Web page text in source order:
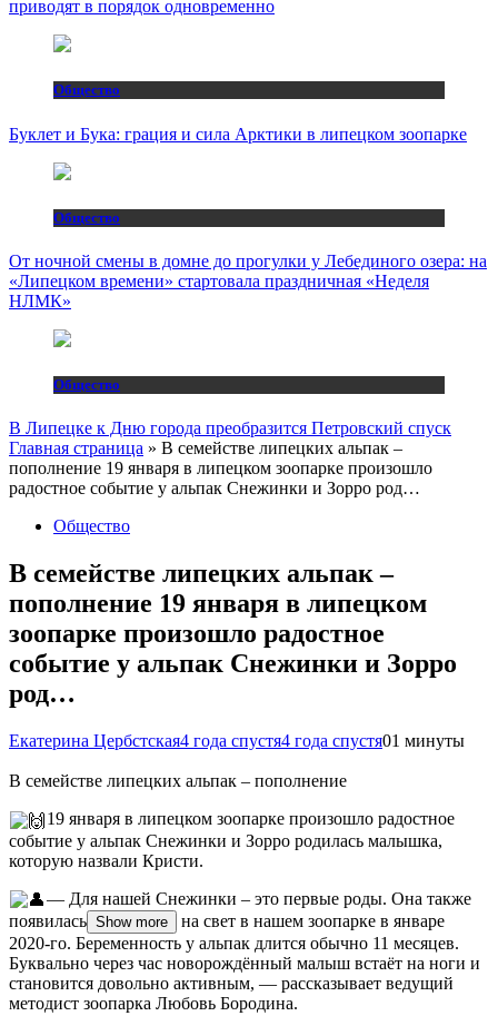
приводят в порядок одновременно
Общество
Буклет и Бука: грация и сила Арктики в липецком зоопарке
Общество
От ночной смены в домне до прогулки у Лебединого озера: на
«Липецком времени» стартовала праздничная «Неделя
НЛМК»
Общество
В Липецке к Дню города преобразится Петровский спуск
Главная страница » В семействе липецких альпак –
пополнение 19 января в липецком зоопарке произошло
радостное событие у альпак Снежинки и Зорро род…
Общество
В семействе липецких альпак –
пополнение 19 января в липецком
зоопарке произошло радостное
событие у альпак Снежинки и Зорро
род…
Екатерина Цербстская4 года спустя4 года спустя01 минуты
В семействе липецких альпак – пополнение
19 января в липецком зоопарке произошло радостное
событие у альпак Снежинки и Зорро родилась малышка,
которую назвали Кристи.
— Для нашей Снежинки – это первые роды. Она также
появилась Show more
на свет в нашем зоопарке в январе
2020-го. Беременность у альпак длится обычно 11 месяцев.
Буквально через час новорождённый малыш встаёт на ноги и
становится довольно активным, — рассказывает ведущий
методист зоопарка Любовь Бородина.